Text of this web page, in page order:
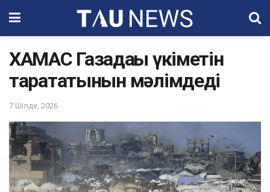
ХАМАС Газадағы үкіметін
тарататынын мәлімдеді
7 Шілде, 2026